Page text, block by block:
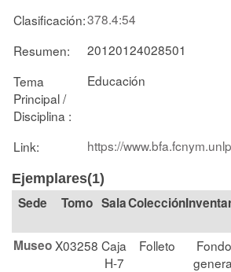
Clasificación:378.4:54
Resumen:
20120124028501
Tema
Principal /
Disciplina :
Educación
Link: https://
Ejemplares(1)
Tomo SalaColección
MuseoX03258 Caja
H-7
Folleto
Fondo